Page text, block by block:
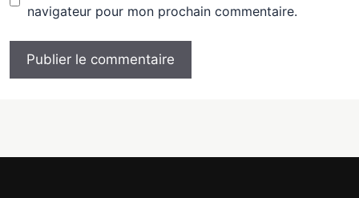
navigateur pour mon prochain commentaire.